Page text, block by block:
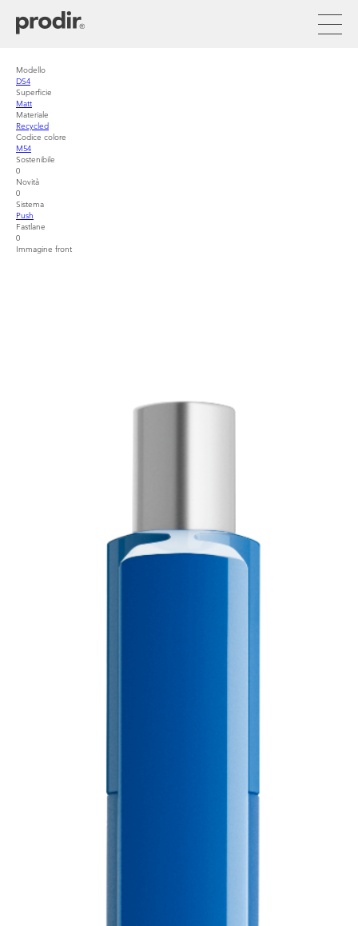
Modello
DS4
Superficie
Matt
Materiale
Recycled
Codice colore
M54
Sostenibile
0
Novità
0
Sistema
Push
Fastlane
0
Immagine front